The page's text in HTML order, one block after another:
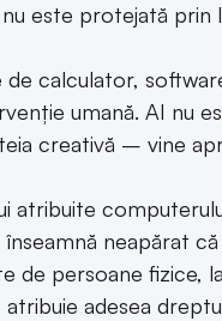
este protejată
calculator,
umană. AI nu
creativă – vine
neapărat
de persoane fizice,
adesea